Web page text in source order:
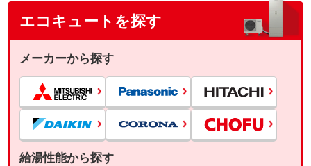
エコキュートを探す
メーカーから探す
給湯性能から探す